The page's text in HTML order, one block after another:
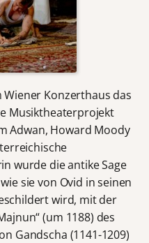
Wiener Konzerthaus das
Musiktheaterprojekt
Adwan, Howard Moody
wurde die antike Sage
sie von Ovid in seinen
wird, mit der
(um 1188) des
Gandscha (1141-1209)